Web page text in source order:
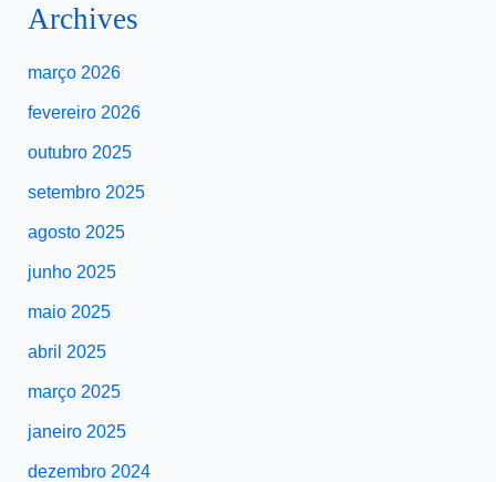
Archives
março 2026
fevereiro 2026
outubro 2025
setembro 2025
agosto 2025
junho 2025
maio 2025
abril 2025
março 2025
janeiro 2025
dezembro 2024